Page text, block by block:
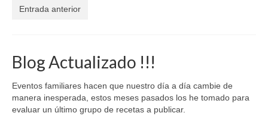
Entrada anterior
Blog Actualizado !!!
Eventos familiares hacen que nuestro día a día cambie de
manera inesperada, estos meses pasados los he tomado para
evaluar un último grupo de recetas a publicar.